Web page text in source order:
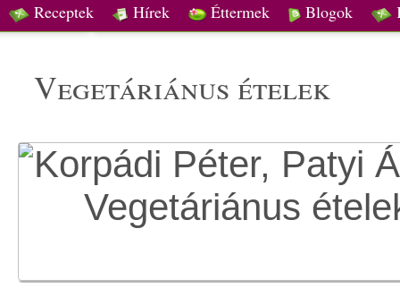
Receptek Hírek Éttermek Blogok
vegetáriánus ételek